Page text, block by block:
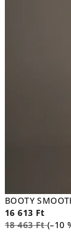
BOOTY
16 613 Ft
18 463 Ft (–10